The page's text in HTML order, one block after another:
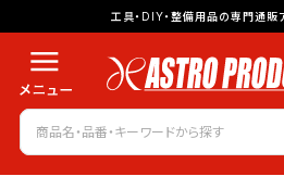
工具・DIY・整備用品の専門通販